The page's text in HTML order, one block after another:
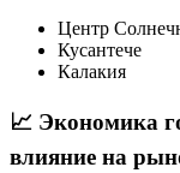
Центр
Кусантече
Калакия
📈 Экономика
влияние на